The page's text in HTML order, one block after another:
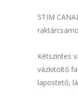
STIM
Kétszintes
vázkitöltő
lapostető,